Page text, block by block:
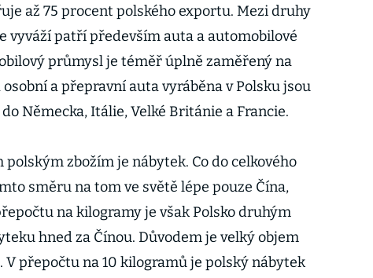
až 75 procent polského exportu. Mezi druhy
vyváží patří především auta a automobilové
průmysl je téměř úplně zaměřený na
a přepravní auta vyráběna v Polsku jsou
Německa, Itálie, Velké Británie a Francie.
zbožím je nábytek. Co do celkového
směru na tom ve světě lépe pouze Čína,
na kilogramy je však Polsko druhým
hned za Čínou. Důvodem je velký objem
V přepočtu na 10 kilogramů je polský nábytek